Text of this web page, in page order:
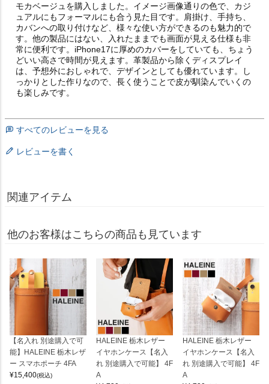
モカベージュを購入しました。イメージ画像通りの色で、カジ
ュアルにもフォーマルにも合う見た目です。肩掛け、手持ち、
カバンへの取り付けなど、様々な使い方ができるのも魅力的で
す。他の製品にはない、入れたままでも画面が見える仕様も非
常に便利です。iPhone17に厚めのカバーをしていても、ちょう
どいい高さで時間が見えます。革製品から除くディスプレイ
は、予想外におしゃれで、デザインとしても優れています。し
っかりとした作りなので、長く使うことで皮が馴染んでいくの
も楽しみです。
すべてのレビューを見る
レビューを書く
関連アイテム
他のお客様はこちらの商品も見ています
【名入れ 別途購入で可
能】HALEINE 栃木レザ
ー スマホポーチ 4FA
¥15,400(税込)
HALEINE 栃木レザー
イヤホンケース【名入
れ 別途購入で可能】 4F
A
HALEINE 栃木レザー
イヤホンケース【名入
れ 別途購入で可能】 4F
A